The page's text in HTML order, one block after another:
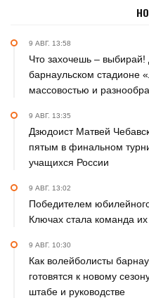
9 АВГ. 13:58
Что захочешь – выбирай!
барнаульском стадионе
массовостью и
9 АВГ. 13:35
Дзюдоист Матвей
пятым в финальном
учащихся России
9 АВГ. 13:02
Победителем
Ключах стала команда
9 АВГ. 10:30
Как волейболисты
готовятся к новому
штабе и руководстве